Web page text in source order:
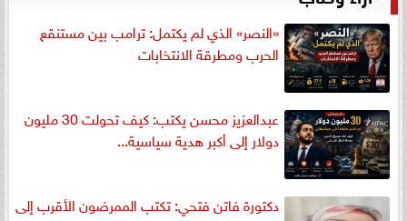
«النصر» الذي لم يكتمل: ترامب بين مستنقع
الحرب ومطرقة الانتخابات
عبدالعزيز محسن يكتب: كيف تحولت 30 مليون
دولار إلى أكبر هدية سياسية...
دكتورة فاتن فتحي: تكتب الممرضون الأقرب إلى